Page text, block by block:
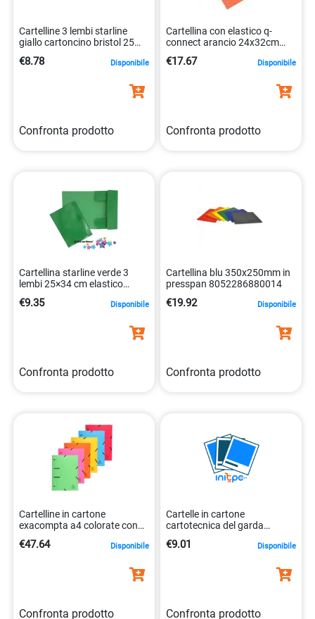
Cartelline 3 lembi starline
giallo cartoncino bristol 25
pezzi 200gr 8025133123183
€8.78 Disponibile
Confronta prodotto
Cartellina con elastico q-
connect arancio 24x32cm
5705831021709
€17.67 Disponibile
Confronta prodotto
Cartellina starline verde 3
lembi 25×34 cm elastico
€9.35 Disponibile
Confronta prodotto
Cartellina blu 350x250mm in
presspan 8052286880014
€19.92 Disponibile
Confronta prodotto
Cartelline in cartone
exacompta a4 colorate con
elastico. 3130638447100
€47.64 Disponibile
Confronta prodotto
Cartelle in cartone
cartotecnica del garda
azzurro 25×33 cm 50 pezzi
8001182005601
€9.01 Disponibile
Confronta prodotto